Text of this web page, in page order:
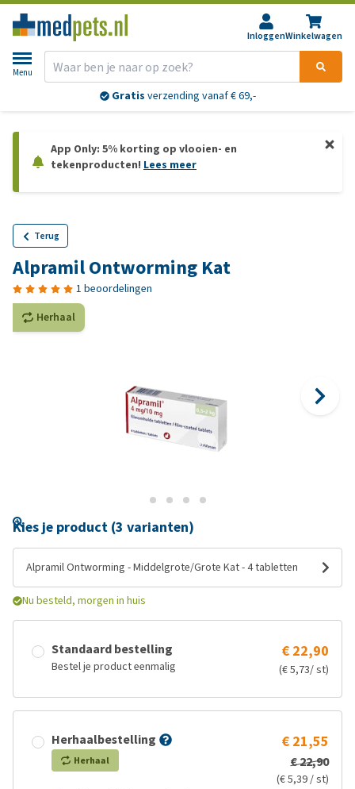
InloggenWinkelwagen
Menu
Gratis verzending vanaf € 69,-
App Only: 5% korting op vlooien- en
tekenproducten! Lees meer
Terug
Alpramil Ontworming Kat
1 beoordelingen
Herhaal
Kies je product (3 varianten)
Alpramil Ontworming - Middelgrote/Grote Kat - 4 tabletten
Nu besteld, morgen in huis
Standaard bestelling
Bestel je product eenmalig
€ 22,90
(€ 5,73/ st)
Herhaalbestelling
Herhaal
€ 21,55
€ 22,90
(€ 5,39 / st)